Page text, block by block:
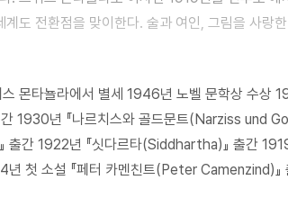
계도 전환점을 맞이한다. 술과 여인, 그림을 사랑
름』과『데미안』이 바로 이 시기를 대표하는 작
추구하기 시작했다. 헤세가 그림과 인연을 맺은 것
. 그는 이어 『싯다르타』, 『황야의 이리』, 『나르치
을 매료하는 작품들을 발표했고, 1946년에 『유
인 스위스의 몬타뇰라에서 영면했다.
몬타뇰라에서 별세 1946년 노벨 문학상 수상
1930년 『나르치스와 골드문트(Narziss und
간 1922년 『싯다르타(Siddhartha)』 출간
년 첫 소설 『페터 카멘친트(Peter Camenzind)